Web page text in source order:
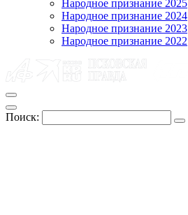
Народное признание 2025
Народное признание 2024
Народное признание 2023
Народное признание 2022
Поиск: